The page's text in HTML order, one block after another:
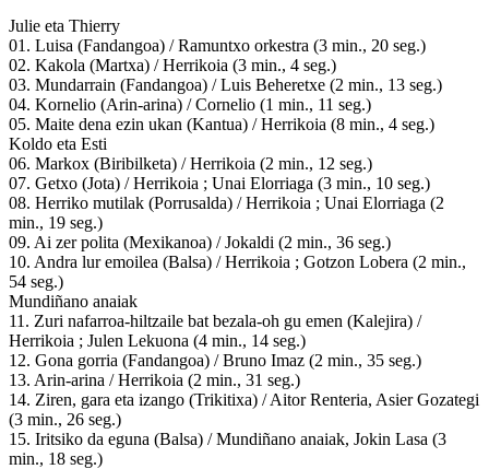
Julie eta Thierry
01. Luisa (Fandangoa) / Ramuntxo orkestra (3 min., 20 seg.)
02. Kakola (Martxa) / Herrikoia (3 min., 4 seg.)
03. Mundarrain (Fandangoa) / Luis Beheretxe (2 min., 13 seg.)
04. Kornelio (Arin-arina) / Cornelio (1 min., 11 seg.)
05. Maite dena ezin ukan (Kantua) / Herrikoia (8 min., 4 seg.)
Koldo eta Esti
06. Markox (Biribilketa) / Herrikoia (2 min., 12 seg.)
07. Getxo (Jota) / Herrikoia ; Unai Elorriaga (3 min., 10 seg.)
08. Herriko mutilak (Porrusalda) / Herrikoia ; Unai Elorriaga (2
min., 19 seg.)
09. Ai zer polita (Mexikanoa) / Jokaldi (2 min., 36 seg.)
10. Andra lur emoilea (Balsa) / Herrikoia ; Gotzon Lobera (2 min.,
54 seg.)
Mundiñano anaiak
11. Zuri nafarroa-hiltzaile bat bezala-oh gu emen (Kalejira) /
Herrikoia ; Julen Lekuona (4 min., 14 seg.)
12. Gona gorria (Fandangoa) / Bruno Imaz (2 min., 35 seg.)
13. Arin-arina / Herrikoia (2 min., 31 seg.)
14. Ziren, gara eta izango (Trikitixa) / Aitor Renteria, Asier Gozategi
(3 min., 26 seg.)
15. Iritsiko da eguna (Balsa) / Mundiñano anaiak, Jokin Lasa (3
min., 18 seg.)